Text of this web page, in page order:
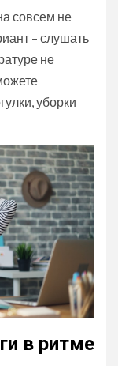
совсем не
– слушать
не
уборки
в ритме